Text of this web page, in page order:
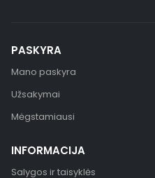
PASKYRA
Mano paskyra
Užsakymai
Mėgstamiausi
INFORMACIJA
Salygos ir taisyklės